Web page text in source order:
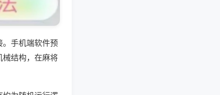
。手机端软件预
械结构，在麻将